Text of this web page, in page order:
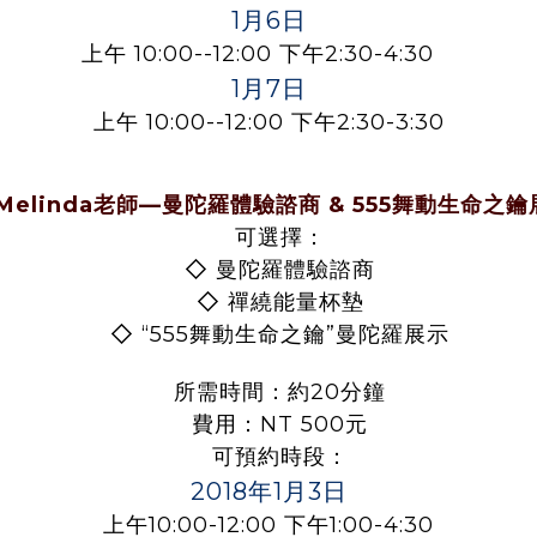
1月6日
上午 10:00--12:00 下午2:30-4:30
1月7日
上午 10:00--12:00 下午2:30-3:30
老師—曼陀羅體驗諮商 & 555舞動生命之鑰
可選擇：
◇ 曼陀羅體驗諮商
◇ 禪繞能量杯墊
◇ “555舞動生命之鑰”曼陀羅展示
所需時間：約20分鐘
費用：NT 500元
可預約時段：
2018年1月3日
上午10:00-12:00 下午1:00-4:30